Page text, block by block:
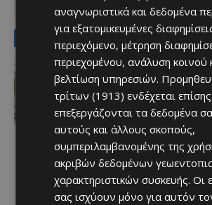
LATEST NEWS
Ειδήσεις
ΚΕΡΑΙΕΣ ΣΤΙΣ
Terra Cypria και
συμμερίζονται τις
νέα ανάπτυξη
προσοχή»
Afentiko - 07/08/2026
αναγνωριστικά και δεδομένα
για εξατομικευμένες
περιεχόμενο, μέτρηση
περιεχομένου, ανάλυση κοινού
βελτίωση υπηρεσιών.
τρίτων (1913) ενδέχεται
επεξεργάζονται τα δεδομένα
αυτούς και άλλους σκοπούς,
συμπεριλαμβανομένης της
ακριβών δεδομένων
χαρακτηριστικών συσκευής. Οι
σας ισχύουν μόνο για αυτόν